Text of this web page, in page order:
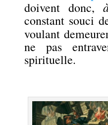
doivent donc,
constant souci
voulant
ne pas
spirituelle.